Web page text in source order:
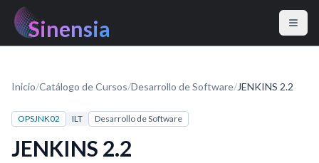
Sinensia
Inicio/Catálogo de Cursos/Desarrollo de Software/JENKINS 2.2
OPSJNK02 ILT Desarrollo de Software
JENKINS 2.2